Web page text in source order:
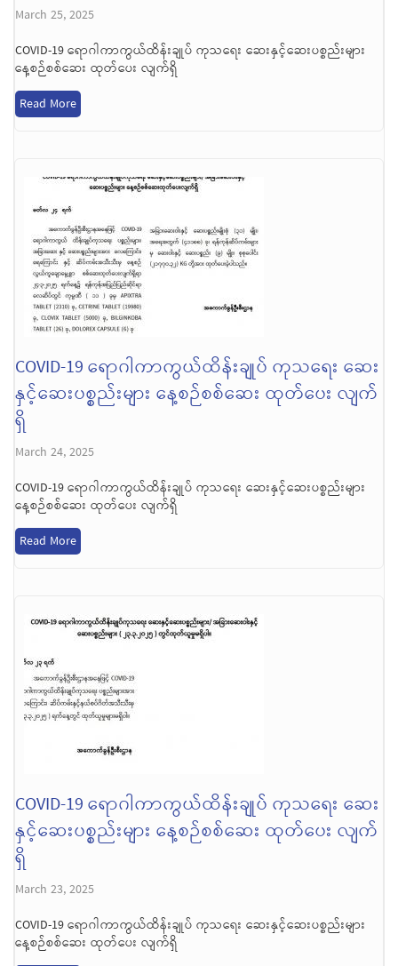
March 25, 2025
COVID-19 ရောဂါကာကွယ်ထိန်းချုပ် ကုသရေး ဆေးနှင့်ဆေးပစ္စည်းများ
နေ့စဉ်စစ်ဆေး ထုတ်ပေး လျက်ရှိ
Read More
COVID-19 ရောဂါကာကွယ်ထိန်းချုပ် ကုသရေး ဆေး
နှင့်ဆေးပစ္စည်းများ နေ့စဉ်စစ်ဆေး ထုတ်ပေး လျက်
ရှိ
March 24, 2025
COVID-19 ရောဂါကာကွယ်ထိန်းချုပ် ကုသရေး ဆေးနှင့်ဆေးပစ္စည်းများ
နေ့စဉ်စစ်ဆေး ထုတ်ပေး လျက်ရှိ
Read More
COVID-19 ရောဂါကာကွယ်ထိန်းချုပ် ကုသရေး ဆေး
နှင့်ဆေးပစ္စည်းများ နေ့စဉ်စစ်ဆေး ထုတ်ပေး လျက်
ရှိ
March 23, 2025
COVID-19 ရောဂါကာကွယ်ထိန်းချုပ် ကုသရေး ဆေးနှင့်ဆေးပစ္စည်းများ
နေ့စဉ်စစ်ဆေး ထုတ်ပေး လျက်ရှိ